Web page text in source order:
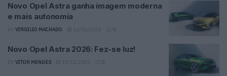
Novo Opel Astra ganha imagem moderna
e mais autonomia
VIRGILIO MACHADO 0
Novo Opel Astra 2026: Fez-se luz!
VITOR MENDES 0